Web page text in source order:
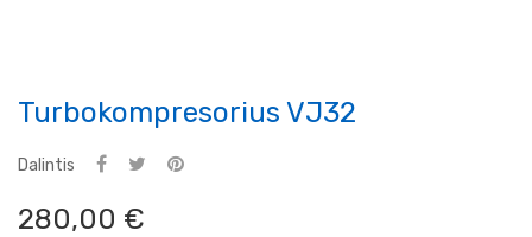
Turbokompresorius VJ32
Dalintis
280,00 €